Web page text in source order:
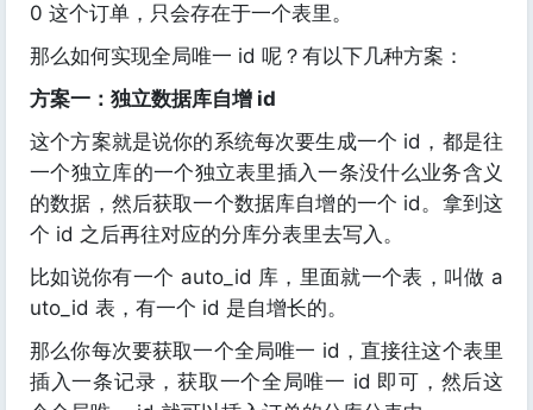
0 这个订单，只会存在于一个表里。
那么如何实现全局唯一 id 呢？有以下几种方案：
方案一：独立数据库自增 id
这个方案就是说你的系统每次要生成一个 id，都是往
一个独立库的一个独立表里插入一条没什么业务含义
的数据，然后获取一个数据库自增的一个 id。拿到这
个 id 之后再往对应的分库分表里去写入。
比如说你有一个 auto_id 库，里面就一个表，叫做 a
uto_id 表，有一个 id 是自增长的。
那么你每次要获取一个全局唯一 id，直接往这个表里
插入一条记录，获取一个全局唯一 id 即可，然后这